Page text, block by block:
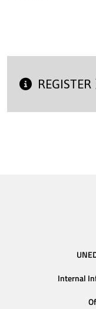
REGISTER
Internal